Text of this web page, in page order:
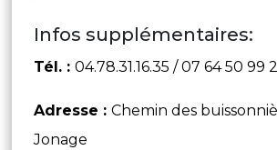
Infos supplémentaires:
Tél. : 04.78.31.16.35 / 07 64 50 99
Adresse : Chemin des
Jonage